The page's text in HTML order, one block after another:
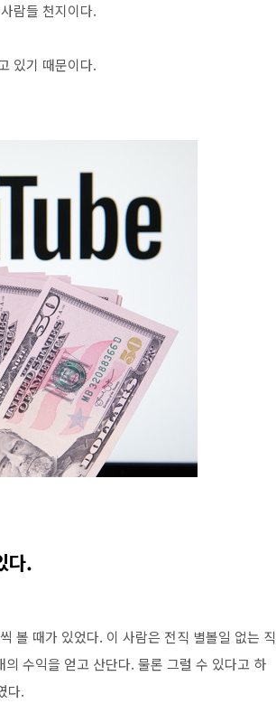
람들 천지이다.
있기 때문이다.
다.
볼 때가 있었다. 이 사람은 전직 별볼일 없는 직
수익을 얻고 산단다. 물론 그럴 수 있다고 하
다.